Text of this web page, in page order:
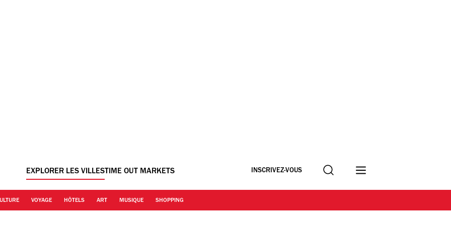
EXPLORER LES VILLESTIME OUT MARKETS INSCRIVEZ-VOUS Recherche
VOYAGE HÔTELS ART MUSIQUE SHOPPING